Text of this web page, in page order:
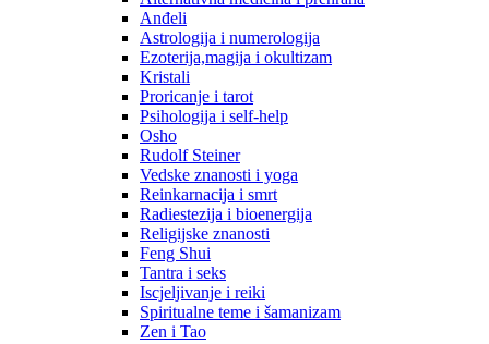
Anđeli
Astrologija i numerologija
Ezoterija,magija i okultizam
Kristali
Proricanje i tarot
Psihologija i self-help
Osho
Rudolf Steiner
Vedske znanosti i yoga
Reinkarnacija i smrt
Radiestezija i bioenergija
Religijske znanosti
Feng Shui
Tantra i seks
Iscjeljivanje i reiki
Spiritualne teme i šamanizam
Zen i Tao